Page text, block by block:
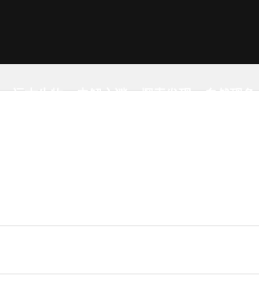
远古生物 未解之谜 探索发现 自然现象